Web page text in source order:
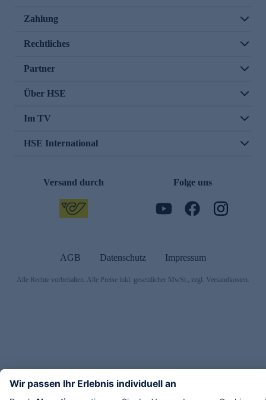
Zahlung
Rechtliches
Partner
Über HSE
Im TV
HSE International
Versand durch Folge uns
AGB Datenschutz Impressum
Alle Rechte vorbehalten. Alle Preise inkl. gesetzlicher MwSt., zzgl. Versandkosten.